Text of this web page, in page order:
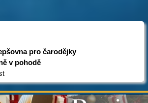
pro čarodějky
v pohodě